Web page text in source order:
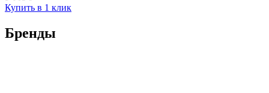
Купить в 1 клик
Бренды